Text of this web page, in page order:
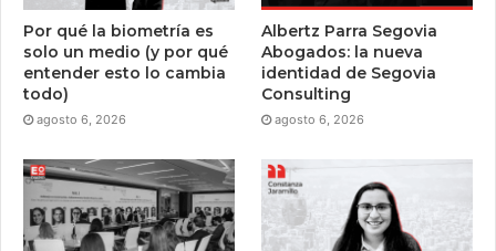
Por qué la biometría es
solo un medio (y por qué
entender esto lo cambia
todo)
agosto 6, 2026
Albertz Parra Segovia
Abogados: la nueva
identidad de Segovia
Consulting
agosto 6, 2026